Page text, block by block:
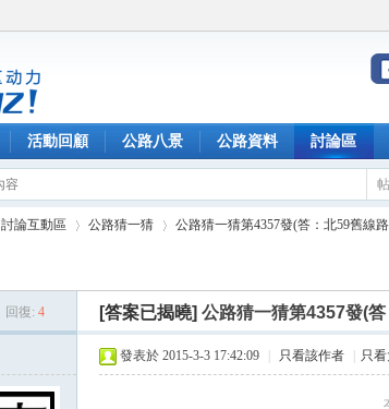
活動回顧 公路八景 公路資料 討論區
討論互動區 公路猜一猜
›
公路猜一猜第4357發(答：北59舊線
回復: 4 [答案已揭曉] 公路猜一猜第4357發(
發表於 2015-3-3 17:42:09 只看該作者 只看